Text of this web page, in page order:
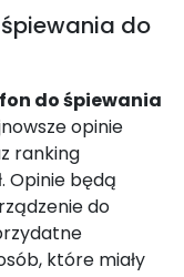
do
do śpiewania
opinie
ranking
Opinie będą
do
które miały